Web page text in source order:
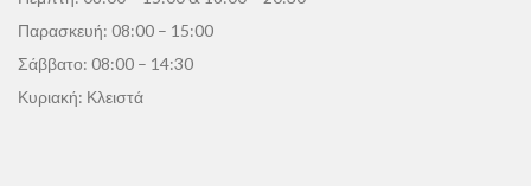
Παρασκευή: 08:00 – 15:00
Σάββατο: 08:00 – 14:30
Κυριακή: Κλειστά